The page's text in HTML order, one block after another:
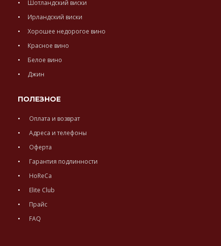
Шотландский виски
Ирландский виски
Хорошее недорогое вино
Красное вино
Белое вино
Джин
ПОЛЕЗНОЕ
Оплата и возврат
Адреса и телефоны
Оферта
Гарантия подлинности
HoReCa
Elite Club
Прайс
FAQ